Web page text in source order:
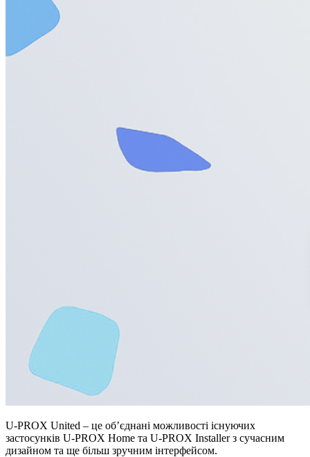
U-PROX United – це об’єднані можливості існуючих
застосунків U-PROX Home та U-PROX Installer з сучасним
дизайном та ще більш зручним інтерфейсом.